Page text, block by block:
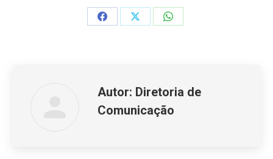
Share
Share
Share
Autor: Diretoria de
Comunicação